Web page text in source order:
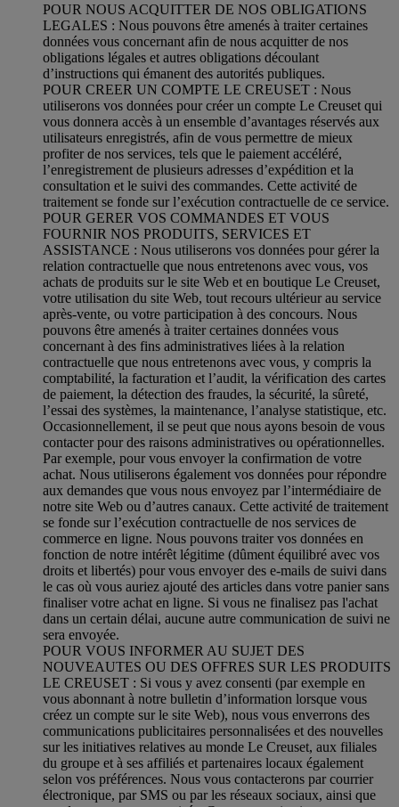
POUR NOUS ACQUITTER DE NOS OBLIGATIONS
LEGALES : Nous pouvons être amenés à traiter certaines
données vous concernant afin de nous acquitter de nos
obligations légales et autres obligations découlant
d’instructions qui émanent des autorités publiques.
POUR CREER UN COMPTE LE CREUSET : Nous
utiliserons vos données pour créer un compte Le Creuset qui
vous donnera accès à un ensemble d’avantages réservés aux
utilisateurs enregistrés, afin de vous permettre de mieux
profiter de nos services, tels que le paiement accéléré,
l’enregistrement de plusieurs adresses d’expédition et la
consultation et le suivi des commandes. Cette activité de
traitement se fonde sur l’exécution contractuelle de ce service.
POUR GERER VOS COMMANDES ET VOUS
FOURNIR NOS PRODUITS, SERVICES ET
ASSISTANCE : Nous utiliserons vos données pour gérer la
relation contractuelle que nous entretenons avec vous, vos
achats de produits sur le site Web et en boutique Le Creuset,
votre utilisation du site Web, tout recours ultérieur au service
après-vente, ou votre participation à des concours. Nous
pouvons être amenés à traiter certaines données vous
concernant à des fins administratives liées à la relation
contractuelle que nous entretenons avec vous, y compris la
comptabilité, la facturation et l’audit, la vérification des cartes
de paiement, la détection des fraudes, la sécurité, la sûreté,
l’essai des systèmes, la maintenance, l’analyse statistique, etc.
Occasionnellement, il se peut que nous ayons besoin de vous
contacter pour des raisons administratives ou opérationnelles.
Par exemple, pour vous envoyer la confirmation de votre
achat. Nous utiliserons également vos données pour répondre
aux demandes que vous nous envoyez par l’intermédiaire de
notre site Web ou d’autres canaux. Cette activité de traitement
se fonde sur l’exécution contractuelle de nos services de
commerce en ligne. Nous pouvons traiter vos données en
fonction de notre intérêt légitime (dûment équilibré avec vos
droits et libertés) pour vous envoyer des e-mails de suivi dans
le cas où vous auriez ajouté des articles dans votre panier sans
finaliser votre achat en ligne. Si vous ne finalisez pas l'achat
dans un certain délai, aucune autre communication de suivi ne
sera envoyée.
POUR VOUS INFORMER AU SUJET DES
NOUVEAUTES OU DES OFFRES SUR LES PRODUITS
LE CREUSET : Si vous y avez consenti (par exemple en
vous abonnant à notre bulletin d’information lorsque vous
créez un compte sur le site Web), nous vous enverrons des
communications publicitaires personnalisées et des nouvelles
sur les initiatives relatives au monde Le Creuset, aux filiales
du groupe et à ses affiliés et partenaires locaux également
selon vos préférences. Nous vous contacterons par courrier
électronique, par SMS ou par les réseaux sociaux, ainsi que